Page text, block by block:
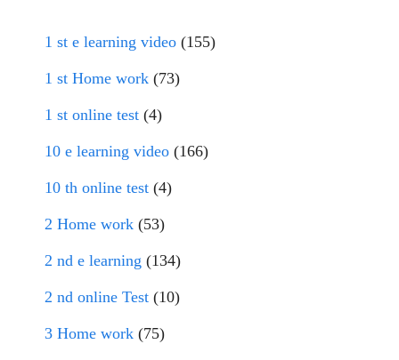
1 st e learning video (155)
1 st Home work (73)
1 st online test (4)
10 e learning video (166)
10 th online test (4)
2 Home work (53)
2 nd e learning (134)
2 nd online Test (10)
3 Home work (75)